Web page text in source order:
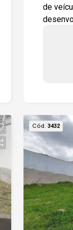
de
Cód. 3432